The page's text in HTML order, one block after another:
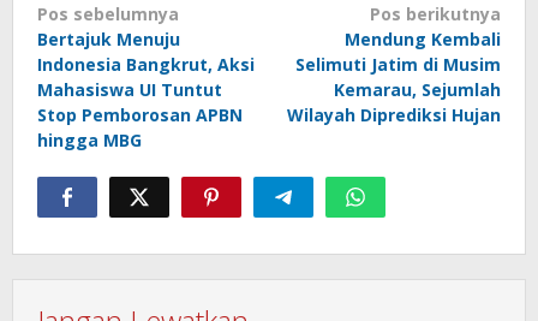
Navigasi
pos
Pos sebelumnya
Bertajuk Menuju
Indonesia Bangkrut, Aksi
Mahasiswa UI Tuntut
Stop Pemborosan APBN
hingga MBG
Pos berikutnya
Mendung Kembali
Selimuti Jatim di Musim
Kemarau, Sejumlah
Wilayah Diprediksi Hujan